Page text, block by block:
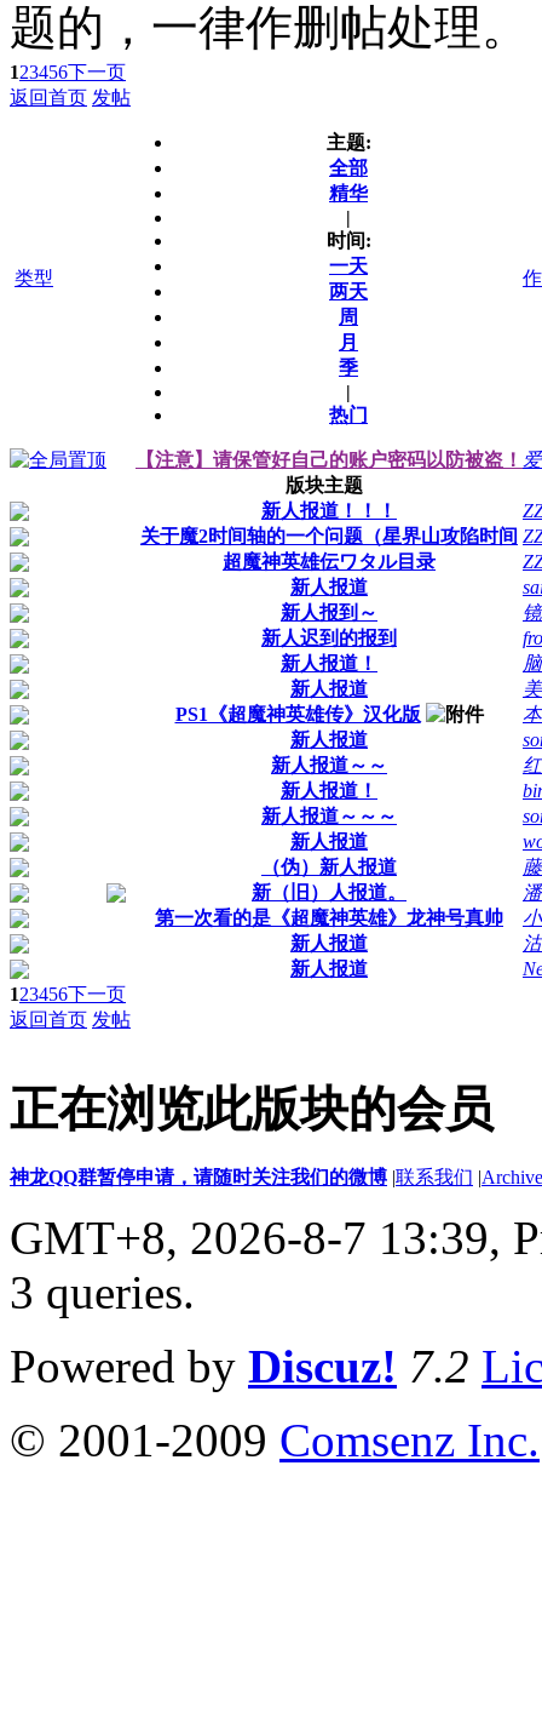
题的，一律作删帖处理。
123456下一页
返回首页 发帖
类型
主题:
全部
精华
|
时间:
一天
两天
周
月
季
|
热门
【注意】请保管好自己的账户密码以防被盗！
版块主题
新人报道！！！
关于魔2时间轴的一个问题（星界山攻陷时间
超魔神英雄伝ワタル目录
新人报道
新人报到～
新人迟到的报到
新人报道！
新人报道
PS1《超魔神英雄传》汉化版
新人报道
新人报道～～
新人报道！
新人报道～～～
新人报道
（伪）新人报道
新（旧）人报道。
第一次看的是《超魔神英雄》龙神号真帅
新人报道
新人报道
123456下一页
返回首页 发帖
正在浏览此版块的会员
神龙QQ群暂停申请，请随时关注我们的微博 |联系我们 |
GMT+8, 2026-8-7 13:39,
3 queries.
Powered by Discuz! 7.2
© 2001-2009 Comsenz Inc.